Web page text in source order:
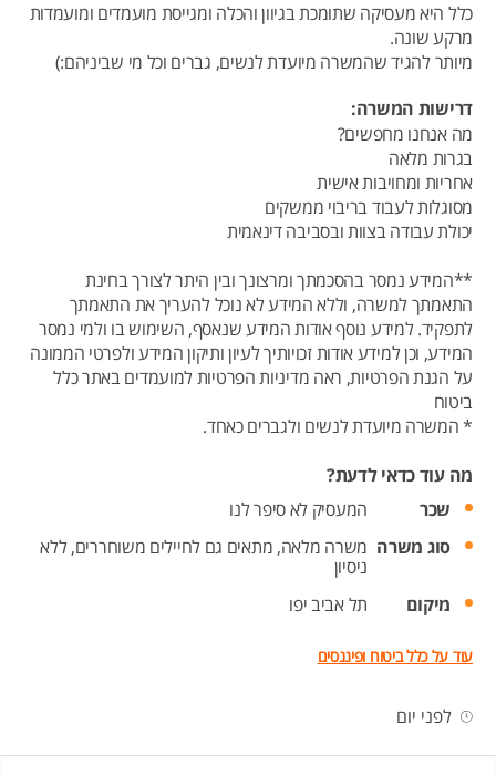
כלל היא מעסיקה שתומכת בגיוון והכלה ומגייסת מועמדים ומועמדות
מרקע שונה.
מיותר להגיד שהמשרה מיועדת לנשים, גברים וכל מי שביניהם:)
דרישות המשרה:
מה אנחנו מחפשים?
בגרות מלאה
אחריות ומחויבות אישית
מסוגלות לעבוד בריבוי ממשקים
יכולת עבודה בצוות ובסביבה דינאמית
**המידע נמסר בהסכמתך ומרצונך ובין היתר לצורך בחינת
התאמתך למשרה, וללא המידע לא נוכל להעריך את התאמתך
לתפקיד. למידע נוסף אודות המידע שנאסף, השימוש בו ולמי נמסר
המידע, וכן למידע אודות זכויותיך לעיון ותיקון המידע ולפרטי הממונה
על הגנת הפרטיות, ראה מדיניות הפרטיות למועמדים באתר כלל
ביטוח
* המשרה מיועדת לנשים ולגברים כאחד.
מה עוד כדאי לדעת?
שכר
המעסיק לא סיפר לנו
סוג משרה משרה מלאה, מתאים גם לחיילים משוחררים,ללא
ניסיון
מיקום
תל אביב יפו
עוד על כלל ביטוח ופיננסים
לפני יום